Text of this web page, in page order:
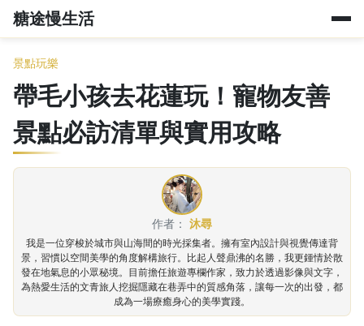
糖途慢生活
景點玩樂
帶毛小孩去花蓮玩！寵物友善
景點必訪清單與實用攻略
作者： 沐尋
我是一位穿梭於城市與山海間的時光採集者。擁有室內設計與視覺傳達背
景，習慣以空間美學的角度解構旅行。比起人聲鼎沸的名勝，我更鍾情於散
發在地氣息的小眾秘境。目前擔任旅遊專欄作家，致力於透過影像與文字，
為熱愛生活的文青旅人挖掘隱藏在巷弄中的質感角落，讓每一次的出發，都
成為一場療癒身心的美學實踐。